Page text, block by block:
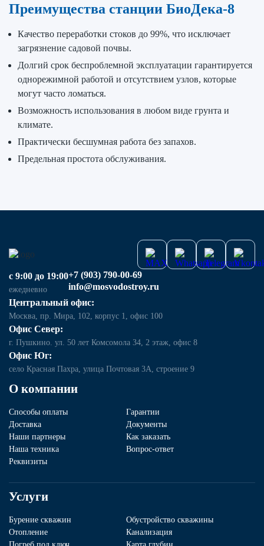
Преимущества станции БиоДека-8
Качество переработки стоков до 99%, что исключает
загрязнение садовой почвы.
Долгий срок беспроблемной эксплуатации гарантируется
однорежимной работой и отсутствием узлов, которые
могут часто ломаться.
Возможность использования в любом виде грунта и
климате.
Практически бесшумная работа без запахов.
Предельная простота обслуживания.
О компании
Способы оплаты
Гарантии
Доставка
Документы
Наши партнеры
Как заказать
Наша техника
Вопрос-ответ
Реквизиты
Услуги
Бурение скважин
Обустройство скважины
Отопление
Канализация
с 9:00 до 19:00
ежедневно
+7 (903) 790-00-69
info@mosvodostroy.ru
Центральный офис:
Москва, пр. Мира, 102, корпус 1, офис 100
Офис Север:
г. Пушкино. ул. 50 лет Комсомола 34, 2 этаж, офис 8
Офис Юг:
село Красная Пахра, улица Почтовая 3А, строение 9